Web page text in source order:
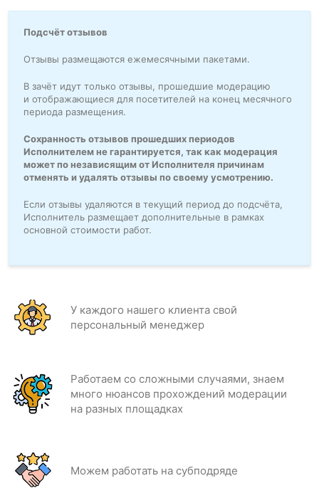
Подсчёт отзывов
Отзывы размещаются ежемесячными пакетами.
В зачёт идут только отзывы, прошедшие модерацию
и отображающиеся для посетителей на конец месячного
периода размещения.
Сохранность отзывов прошедших периодов
Исполнителем не гарантируется, так как модерация
может по независящим от Исполнителя причинам
отменять и удалять отзывы по своему усмотрению.
Если отзывы удаляются в текущий период до подсчёта,
Исполнитель размещает дополнительные в рамках
основной стоимости работ.
У каждого нашего клиента свой
персональный менеджер
Работаем со сложными случаями, знаем
много нюансов прохождений модерации
на разных площадках
Можем работать на субподряде